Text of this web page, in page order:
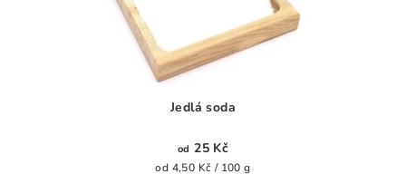
Jedlá soda
od 25 Kč
Měrná
od 4,50 Kč / 100 g